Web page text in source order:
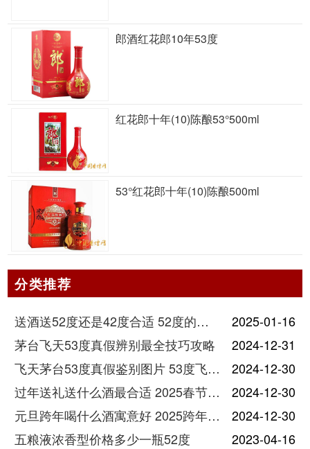
郎酒红花郎10年53度
红花郎十年(10)陈酿53°500ml
53°红花郎十年(10)陈酿500ml
分类推荐
送酒送52度还是42度合适 52度的酒和42度的酒有什么区别
2025-01-16
茅台飞天53度真假辨别最全技巧攻略
2024-12-31
飞天茅台53度真假鉴别图片 53度飞天茅台怎么验真假
2024-12-30
过年送礼送什么酒最合适 2025春节送酒指南
2024-12-30
元旦跨年喝什么酒寓意好 2025跨年热门酒推荐
2024-12-30
五粮液浓香型价格多少一瓶52度
2023-04-16